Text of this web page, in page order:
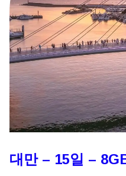
대만 – 15일 –